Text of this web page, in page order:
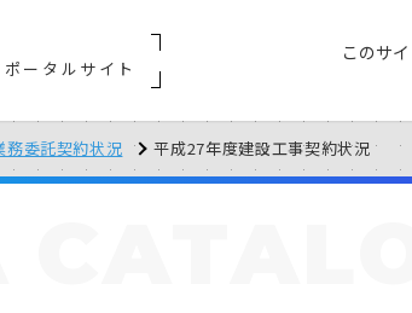
ータルサイト
このサ
務委託契約状況 平成27年度建設工事契約状況